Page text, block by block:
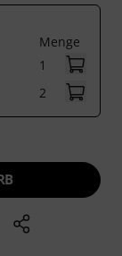
Menge
1
2